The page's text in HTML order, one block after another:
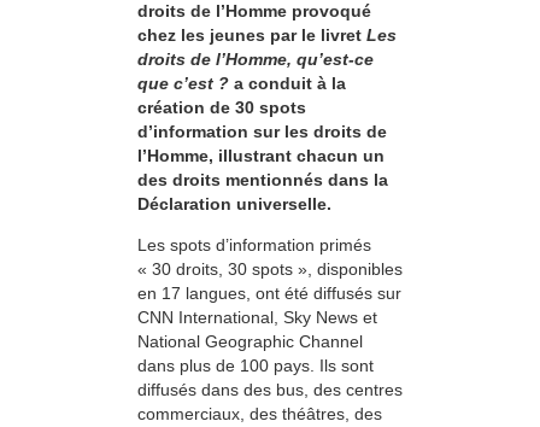
droits de l’Homme provoqué
chez les jeunes par le livret Les
droits de l’Homme, qu’est-ce
que c’est ? a conduit à la
création de 30 spots
d’information sur les droits de
l’Homme, illustrant chacun un
des droits mentionnés dans la
Déclaration universelle.
Les spots d’information primés
« 30 droits, 30 spots », disponibles
en 17 langues, ont été diffusés sur
CNN International, Sky News et
National Geographic Channel
dans plus de 100 pays. Ils sont
diffusés dans des bus, des centres
commerciaux, des théâtres, des